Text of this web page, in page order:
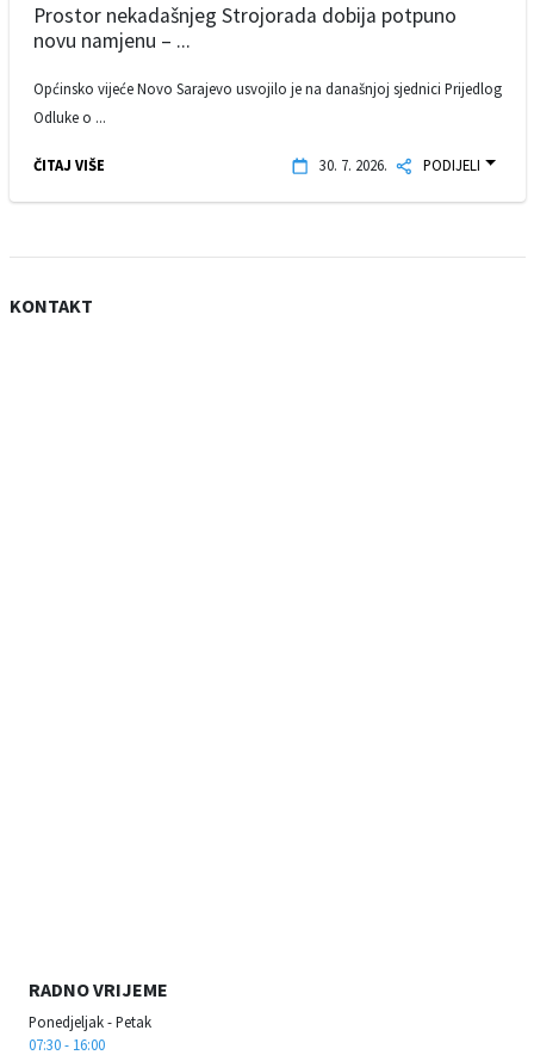
Prostor nekadašnjeg Strojorada dobija potpuno
novu namjenu – ...
Općinsko vijeće Novo Sarajevo usvojilo je na današnjoj sjednici Prijedlog
Odluke o ...
ČITAJ VIŠE 30. 7. 2026. PODIJELI
KONTAKT
RADNO VRIJEME
Ponedjeljak - Petak
07:30 - 16:00